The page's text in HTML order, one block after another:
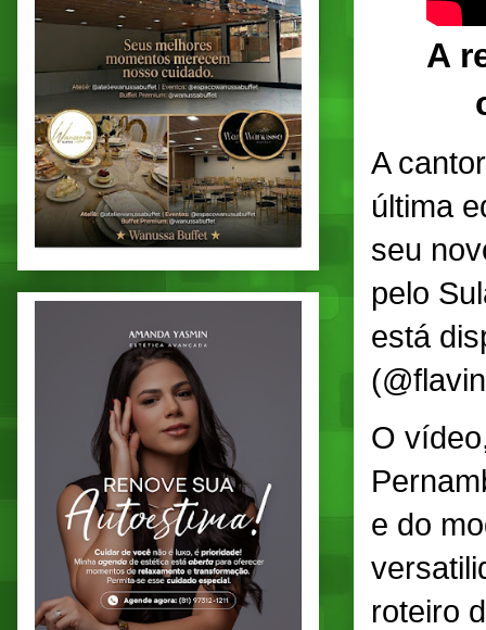
A
A
última
seu
pelo
está
O
e do
roteiro